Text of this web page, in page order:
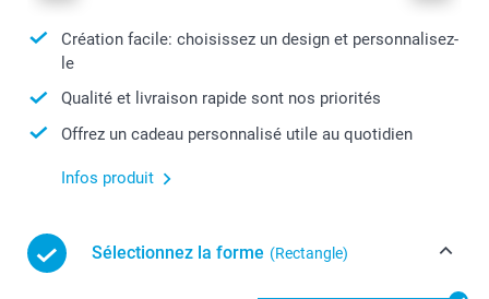
Création facile: choisissez un design et personnalisez-
le
Qualité et livraison rapide sont nos priorités
Offrez un cadeau personnalisé utile au quotidien
Infos produit
Sélectionnez la forme (Rectangle)